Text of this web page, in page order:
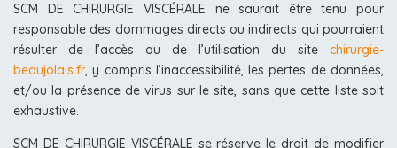
SCM DE CHIRURGIE VISCÉRALE ne saurait être tenu pour
responsable des dommages directs ou indirects qui pourraient
résulter de l’accès ou de l’utilisation du site chirurgie-
beaujolais.fr, y compris l’inaccessibilité, les pertes de données,
et/ou la présence de virus sur le site, sans que cette liste soit
exhaustive.
SCM DE CHIRURGIE VISCÉRALE se réserve le droit de modifier